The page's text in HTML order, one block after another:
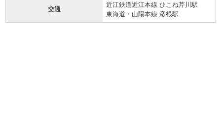
交通
近江鉄道近江本線 ひこね芹川駅
東海道・山陽本線 彦根駅